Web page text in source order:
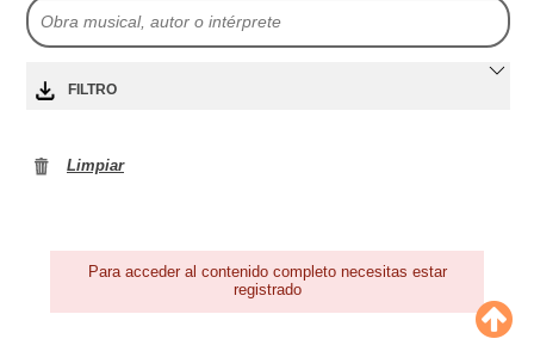
FILTRO
Limpiar
Para acceder al contenido completo necesitas estar
registrado